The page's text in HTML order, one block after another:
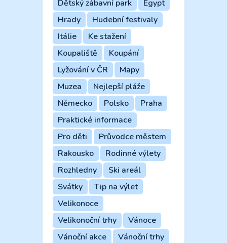
Dětský zábavní park
Egypt
Hrady
Hudební festivaly
Itálie
Ke stažení
Koupaliště
Koupání
Lyžování v ČR
Mapy
Muzea
Nejlepší pláže
Německo
Polsko
Praha
Praktické informace
Pro děti
Průvodce městem
Rakousko
Rodinné výlety
Rozhledny
Ski areál
Svátky
Tip na výlet
Velikonoce
Velikonoční trhy
Vánoce
Vánoční akce
Vánoční trhy